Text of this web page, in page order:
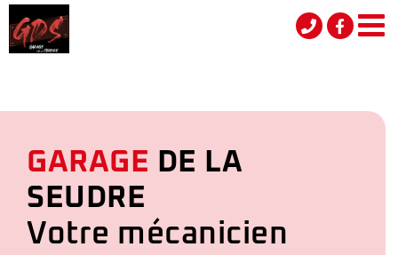
Passer
au
GARAGE DE LA
SEUDRE
Votre mécanicien